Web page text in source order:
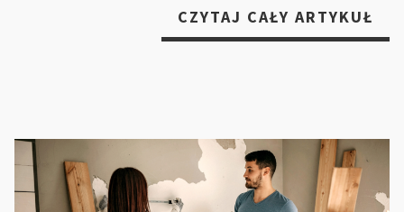
CZYTAJ CAŁY ARTYKUŁ
–